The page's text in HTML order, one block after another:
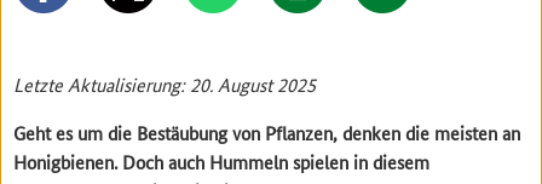
Letzte Aktualisierung: 20. August 2025
Geht es um die Bestäubung von Pflanzen, denken die meisten an
Honigbienen. Doch auch Hummeln spielen in diesem